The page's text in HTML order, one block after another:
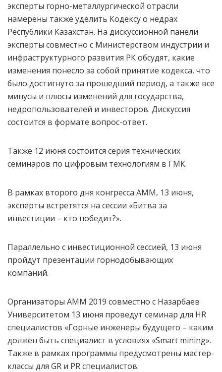
эксперты горно-металлургической отрасли
намерены также уделить Кодексу о недрах
Республики Казахстан. На дискуссионной панели
эксперты совместно с Министерством индустрии и
инфраструктурного развития РК обсудят, какие
изменения понесло за собой принятие кодекса, что
было достигнуто за прошедший период, а также все
минусы и плюсы изменений для государства,
недропользователей и инвесторов. Дискуссия
состоится в формате вопрос-ответ.
Также 12 июня состоится серия технических
семинаров по цифровым технологиям в ГМК.
В рамках второго дня конгресса АММ, 13 июня,
эксперты встретятся на сессии «Битва за
инвестиции – кто победит?».
Параллельно с инвестиционной сессией, 13 июня
пройдут презентации горнодобывающих
компаний.
Организаторы АММ 2019 совместно с Назарбаев
Университетом 13 июня проведут семинар для HR
специалистов «Горные инженеры будущего – каким
должен быть специалист в условиях «Smart mining».
Также в рамках программы предусмотрены мастер-
классы для GR и PR специалистов.